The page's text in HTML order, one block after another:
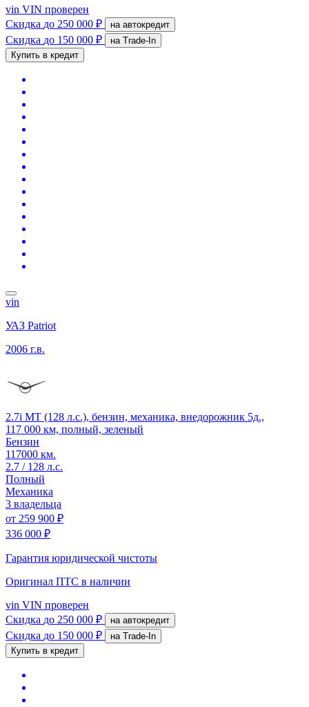
vin VIN проверен
Скидка до 250 000 ₽ на автокредит
Скидка до 150 000 ₽
на Trade-In
Купить в кредит
vin
УАЗ Patriot
2006 г.в.
2.7i MT (128 л.с.), бензин, механика, внедорожник 5д.,
117 000 км, полный, зеленый
Бензин
117000 км.
2.7 / 128 л.с.
Полный
Механика
3 владельца
от 259 900 ₽
336 000 ₽
Гарантия юридической чистоты
Оригинал ПТС в наличии
vin VIN проверен
Скидка до 250 000 ₽ на автокредит
Скидка до 150 000 ₽
на Trade-In
Купить в кредит